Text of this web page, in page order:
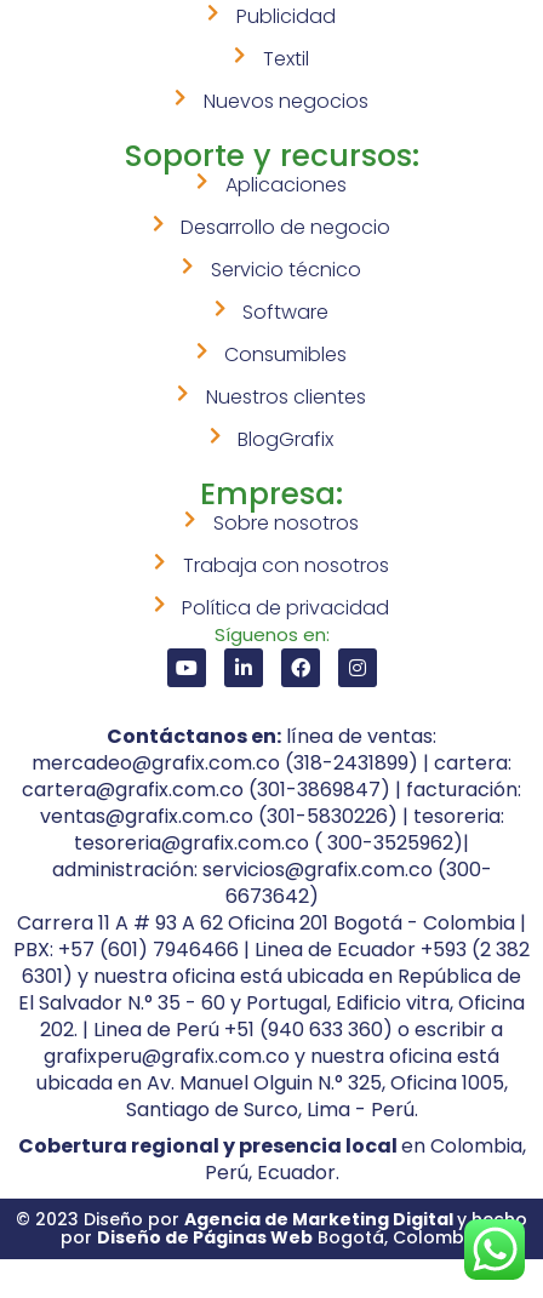
Publicidad
Textil
Nuevos negocios
Soporte y recursos:
Aplicaciones
Desarrollo de negocio
Servicio técnico
Software
Consumibles
Nuestros clientes
BlogGrafix
Empresa:
Sobre nosotros
Trabaja con nosotros
Política de privacidad
Síguenos en:
Contáctanos en: línea de ventas:
mercadeo@grafix.com.co (318-2431899) | cartera:
cartera@grafix.com.co (301-3869847) | facturación:
ventas@grafix.com.co (301-5830226) | tesoreria:
tesoreria@grafix.com.co ( 300-3525962)|
administración: servicios@grafix.com.co (300-
6673642)
Carrera 11 A # 93 A 62 Oficina 201 Bogotá - Colombia |
PBX: +57 (601) 7946466 | Linea de Ecuador +593 (2 382
6301) y nuestra oficina está ubicada en República de
El Salvador N.° 35 - 60 y Portugal, Edificio vitra, Oficina
202. | Linea de Perú +51 (940 633 360) o escribir a
grafixperu@grafix.com.co y nuestra oficina está
ubicada en Av. Manuel Olguin N.° 325, Oficina 1005,
Santiago de Surco, Lima - Perú.
Cobertura regional y presencia localen Colombia,
Perú, Ecuador.
© 2023 Diseño por Agencia de Marketing Digitaly hecho
por Diseño de Páginas WebBogotá, Colombia.